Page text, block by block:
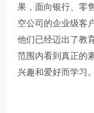
果，面向银行、零
空公司的企业级客
他们已经迈出了教
范围内看到真正的
兴趣和爱好而学习。